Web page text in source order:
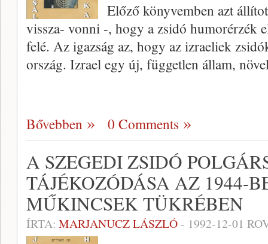
Előző könyvemben azt
vissza- vonni -, hogy a zsidó humorérzék
felé. Az igazság az, hogy az izraeliek
ország. Izrael egy új, független állam,
Bővebben 0 Comments
A SZEGEDI ZSIDÓ
TÁJÉKOZÓDÁSA AZ 1944-
MŰKINCSEK TÜKRÉBEN
ÍRTA: MARJANUCZ LÁSZLÓ- 1992-12-01